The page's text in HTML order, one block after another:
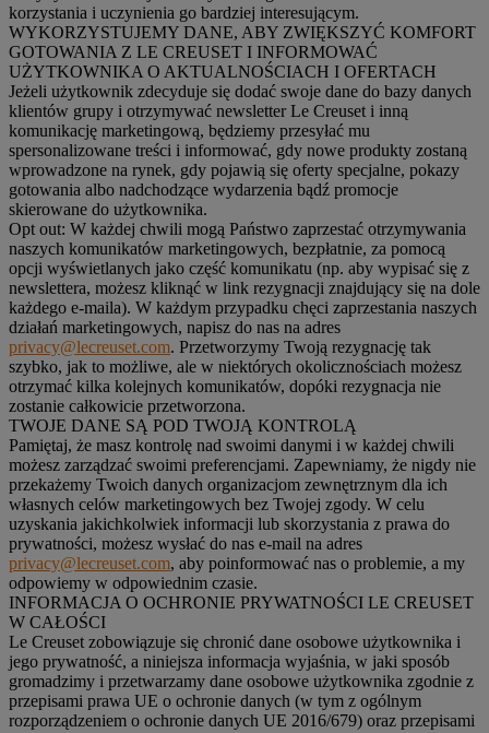
korzystania i uczynienia go bardziej interesującym.
WYKORZYSTUJEMY DANE, ABY ZWIĘKSZYĆ KOMFORT
GOTOWANIA Z LE CREUSET I INFORMOWAĆ
UŻYTKOWNIKA O AKTUALNOŚCIACH I OFERTACH
Jeżeli użytkownik zdecyduje się dodać swoje dane do bazy danych
klientów grupy i otrzymywać newsletter Le Creuset i inną
komunikację marketingową, będziemy przesyłać mu
spersonalizowane treści i informować, gdy nowe produkty zostaną
wprowadzone na rynek, gdy pojawią się oferty specjalne, pokazy
gotowania albo nadchodzące wydarzenia bądź promocje
skierowane do użytkownika.
Opt out: W każdej chwili mogą Państwo zaprzestać otrzymywania
naszych komunikatów marketingowych, bezpłatnie, za pomocą
opcji wyświetlanych jako część komunikatu (np. aby wypisać się z
newslettera, możesz kliknąć w link rezygnacji znajdujący się na dole
każdego e-maila). W każdym przypadku chęci zaprzestania naszych
działań marketingowych, napisz do nas na adres
privacy@lecreuset.com. Przetworzymy Twoją rezygnację tak
szybko, jak to możliwe, ale w niektórych okolicznościach możesz
otrzymać kilka kolejnych komunikatów, dopóki rezygnacja nie
zostanie całkowicie przetworzona.
TWOJE DANE SĄ POD TWOJĄ KONTROLĄ
Pamiętaj, że masz kontrolę nad swoimi danymi i w każdej chwili
możesz zarządzać swoimi preferencjami. Zapewniamy, że nigdy nie
przekażemy Twoich danych organizacjom zewnętrznym dla ich
własnych celów marketingowych bez Twojej zgody. W celu
uzyskania jakichkolwiek informacji lub skorzystania z prawa do
prywatności, możesz wysłać do nas e-mail na adres
privacy@lecreuset.com, aby poinformować nas o problemie, a my
odpowiemy w odpowiednim czasie.
INFORMACJA O OCHRONIE PRYWATNOŚCI LE CREUSET
W CAŁOŚCI
Le Creuset zobowiązuje się chronić dane osobowe użytkownika i
jego prywatność, a niniejsza informacja wyjaśnia, w jaki sposób
gromadzimy i przetwarzamy dane osobowe użytkownika zgodnie z
przepisami prawa UE o ochronie danych (w tym z ogólnym
rozporządzeniem o ochronie danych UE 2016/679) oraz przepisami